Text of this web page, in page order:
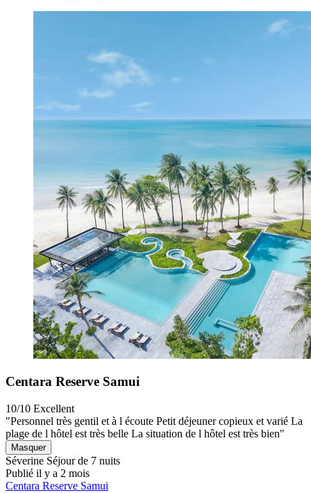
Centara Reserve Samui
10/10 Excellent
"Personnel très gentil et à l écoute Petit déjeuner copieux et varié La
plage de l hôtel est très belle La situation de l hôtel est très bien"
Masquer
Séverine Séjour de 7 nuits
Publié il y a 2 mois
Centara Reserve Samui